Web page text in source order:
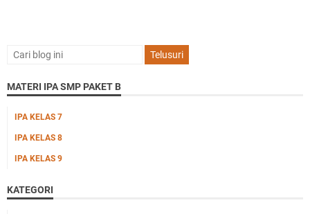
MATERI IPA SMP PAKET B
IPA KELAS 7
IPA KELAS 8
IPA KELAS 9
KATEGORI